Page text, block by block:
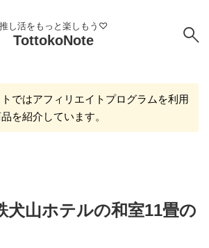
推し活をもっと楽しもう♡
TottokoNote
ではアフィリエイトプログラムを利用
を紹介しています。
犬山ホテルの和室11畳の